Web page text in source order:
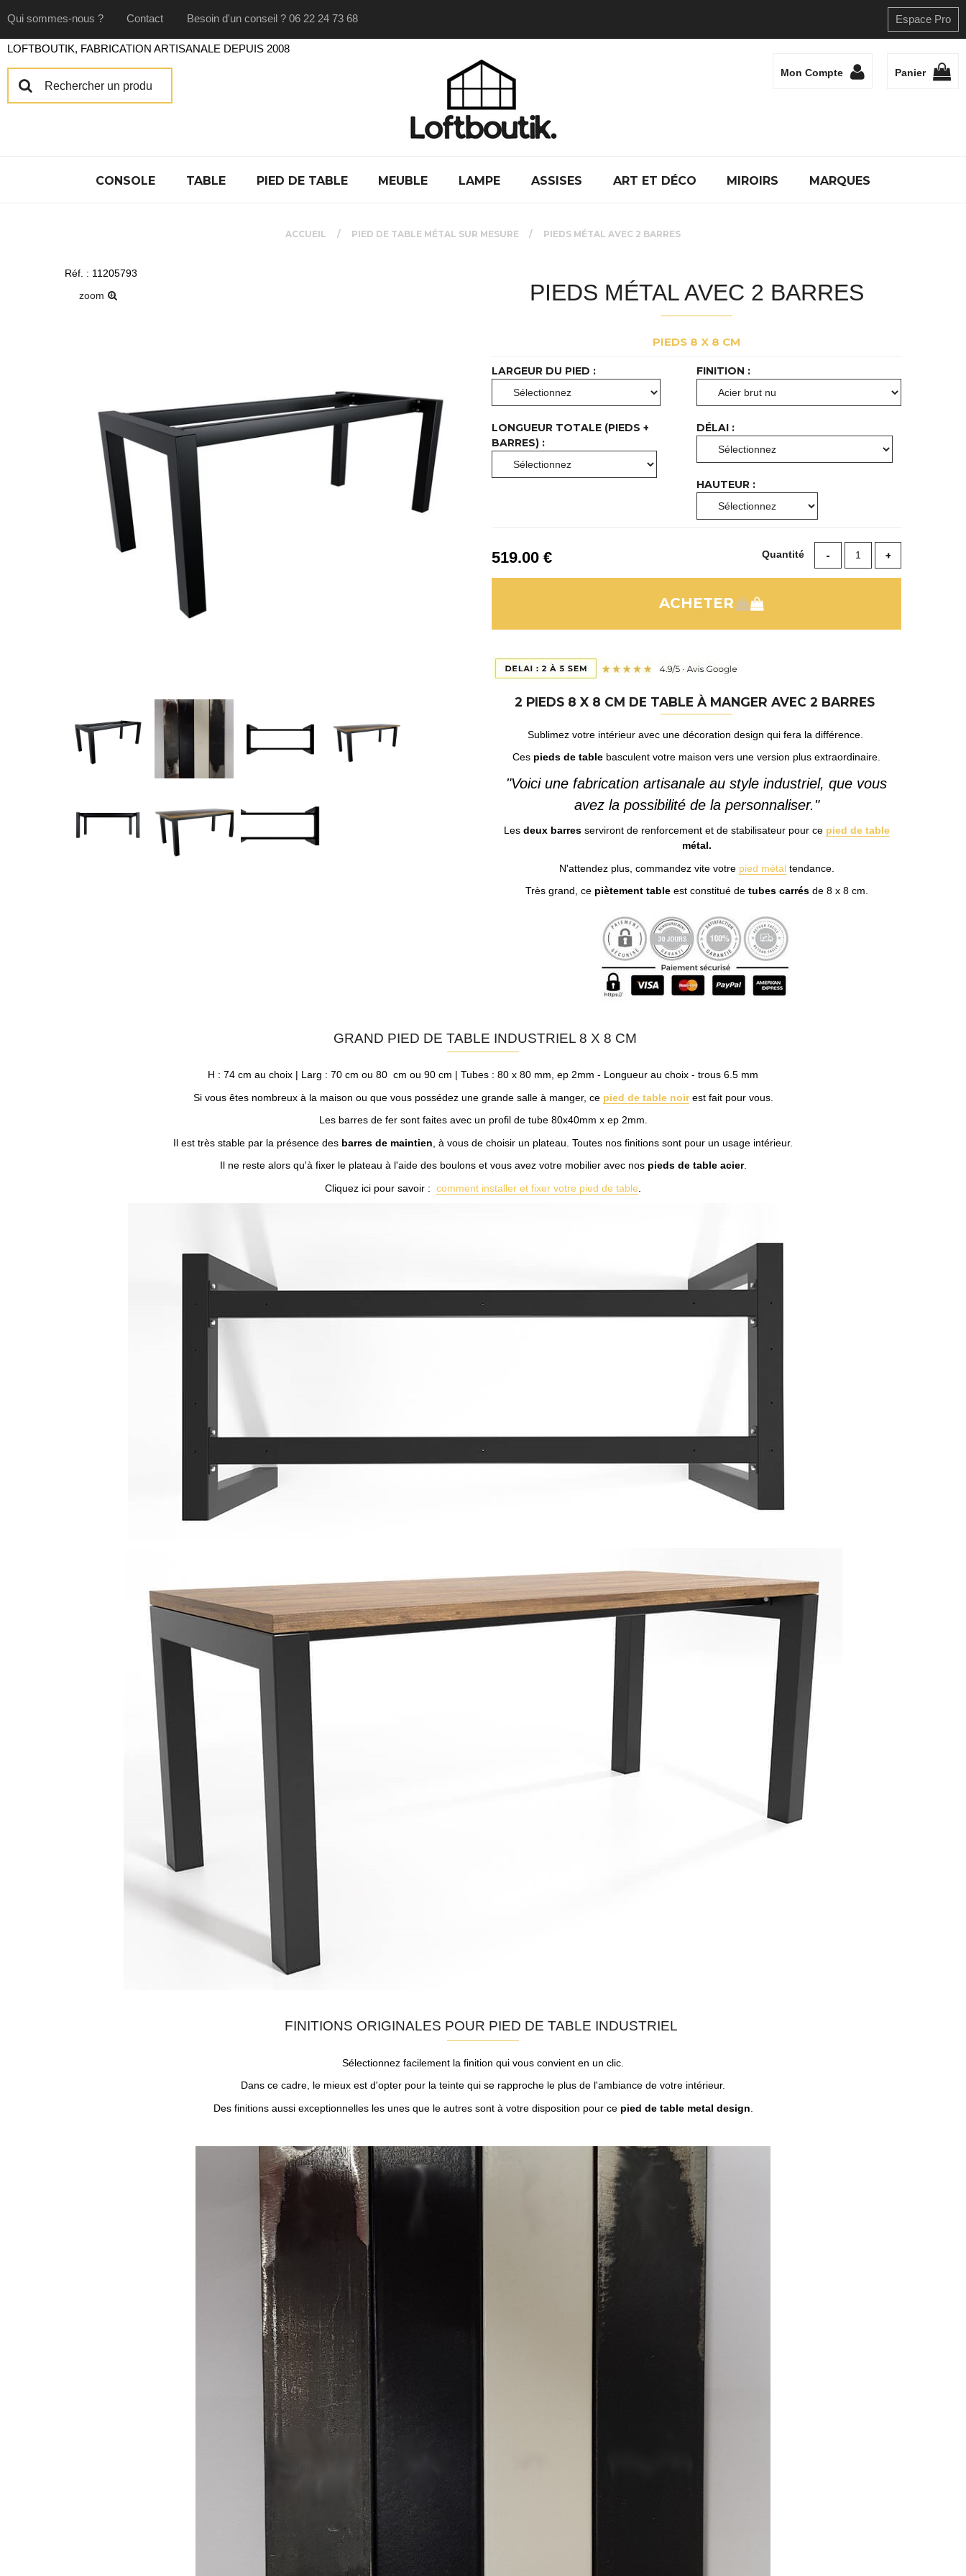
Qui sommes-nous ? Contact Besoin d'un conseil ? 06 22 24 73 68 Espace Pro
Mon Compte Panier
CONSOLE TABLE PIED DE TABLE MEUBLE LAMPE ASSISES ART ET DÉCO MIROIRS MARQUES
ACCUEIL PIED DE TABLE MÉTAL SUR MESURE PIEDS MÉTAL AVEC 2 BARRES
Réf. : 11205793
zoom
PIEDS MÉTAL AVEC 2 BARRES
PIEDS 8 X 8 CM
LARGEUR DU PIED : FINITION :
LONGUEUR TOTALE (PIEDS +
BARRES) :
DÉLAI :
HAUTEUR :
519.00€ Quantité
2 PIEDS 8 X 8 CM DE TABLE À MANGER AVEC 2 BARRES
Sublimez votre intérieur avec une décoration design qui fera la différence.
Ces pieds de table basculent votre maison vers une version plus extraordinaire.
"Voici une fabrication artisanale au style industriel, que vous
avez la possibilité de la personnaliser."
Les deux barresserviront de renforcement et de stabilisateur pour ce pied de table
métal.
N'attendez plus, commandez vite votre pied métaltendance.
Très grand, cepiètement tableest constitué detubes carrésde 8 x 8 cm.
GRAND PIED DE TABLE INDUSTRIEL 8 X 8 CM
H : 74 cm au choix | Larg : 70 cm ou 80 cm ou 90 cm | Tubes : 80 x 80 mm, ep 2mm - Longueur au choix - trous 6.5 mm
Si vous êtes nombreux à la maison ou que vous possédez une grande salle à manger, ce pied de table noirest fait pour vous.
Les barres de fer sont faites avec un profil de tube 80x40mm x ep 2mm.
Il est très stable par la présence des barres de maintien , à vous de choisir un plateau. Toutes nos finitions sont pour un usage intérieur.
Il ne reste alors qu'à fixer le plateau à l'aide des boulons et vous avez votre mobilier avec nos pieds de table acier.
Cliquez ici pour savoir : comment installer et fixer votre pied de table
FINITIONS ORIGINALES POUR PIED DE TABLE INDUSTRIEL
Sélectionnez facilement la finition qui vous convient en un clic.
Dans ce cadre, le mieux est d'opter pour la teinte qui se rapproche le plus de l'ambiance de votre intérieur.
Des finitions aussi exceptionnelles les unes que le autres sont à votre disposition pour ce pied de table metal design
LOFTBOUTIK, FABRICATION ARTISANALE DEPUIS 2008